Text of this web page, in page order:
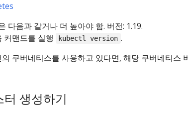
다음과 같거나 더 높아야 함. 버전: 1.19.
커맨드를 실행
kubectl version .
쿠버네티스를 사용하고 있다면, 해당 쿠버네티스
생성하기